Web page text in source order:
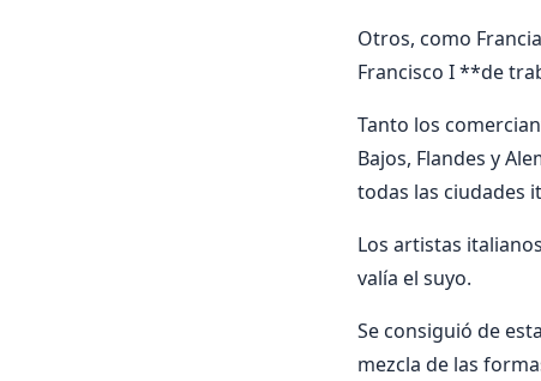
Otros, como
Francisco I **de
Tanto los
Bajos, Flandes y
todas las ciudades
Los artistas
valía el suyo.
Se consiguió de
mezcla de las